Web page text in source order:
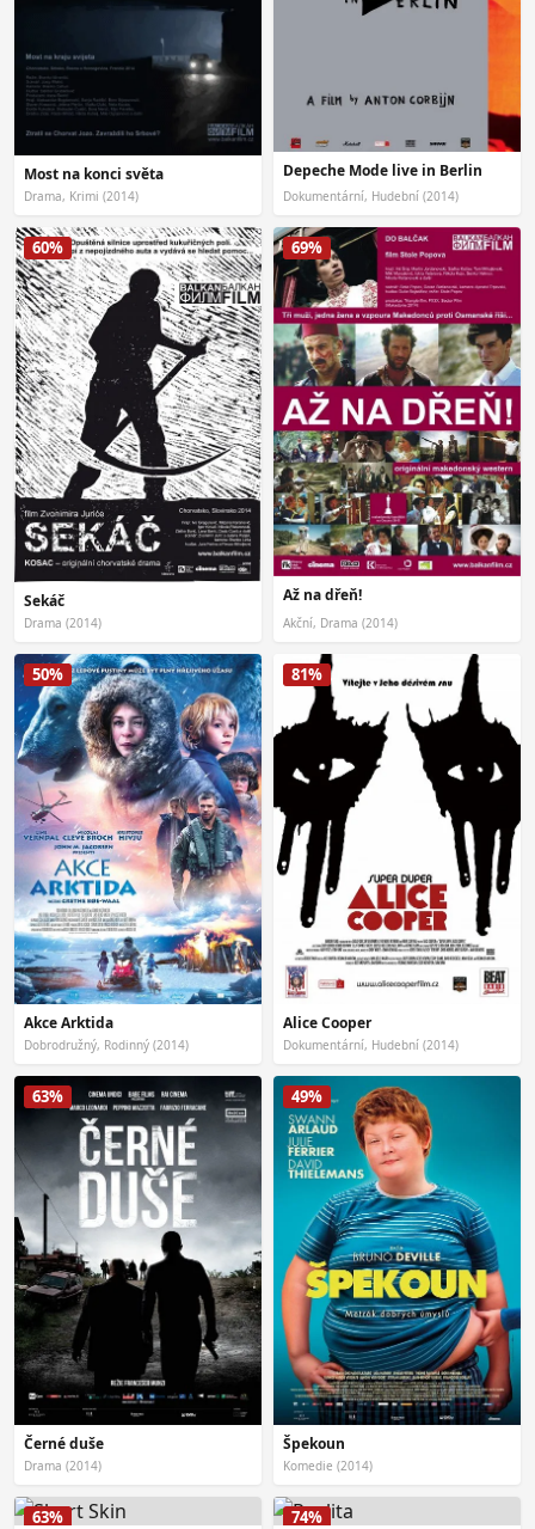
Most na konci světa
Drama, Krimi (2014)
Depeche Mode live in Berlin
Dokumentární, Hudební (2014)
60%
Sekáč
Drama (2014)
69%
Až na dřeň!
Akční, Drama (2014)
50%
Akce Arktida
Dobrodružný, Rodinný (2014)
81%
Alice Cooper
Dokumentární, Hudební (2014)
63%
Černé duše
Drama (2014)
49%
Špekoun
Komedie (2014)
63% 74%